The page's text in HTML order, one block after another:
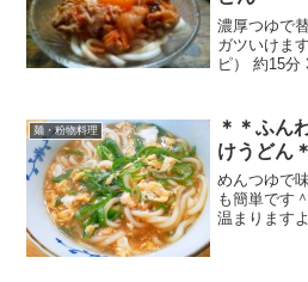
濃厚つゆで
ガツいけま
ピ） 約15分
麺・粉物料理
＊＊ふん
けうどん
めんつゆで
も簡単です
温まります